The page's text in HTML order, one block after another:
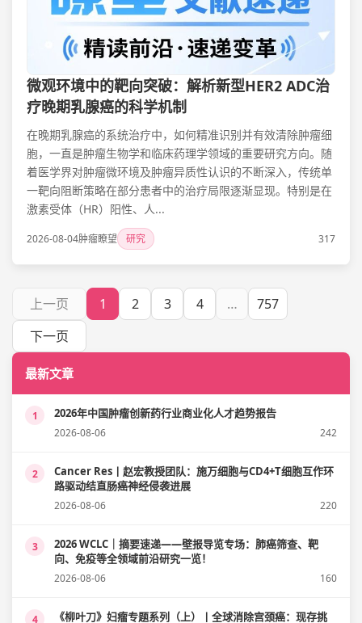
微观环境中的靶向突破：解析新型HER2 ADC治
疗晚期乳腺癌的科学机制
在晚期乳腺癌的系统治疗中，如何精准识别并有效清除肿瘤细
胞，一直是肿瘤生物学和临床药理学领域的重要研究方向。随
着医学界对肿瘤微环境及肿瘤异质性认识的不断深入，传统单
一靶向阻断策略在部分患者中的治疗局限逐渐显现。特别是在
激素受体（HR）阳性、人...
2026-08-04肿瘤瞭望 研究 317
上一页 1 2 3 4 …
757
下一页
最新文章
1 2026年中国肿瘤创新药行业商业化人才趋势报告
2026-08-06 242
2
Cancer Res丨赵宏教授团队：施万细胞与CD4+T细胞互作环
路驱动结直肠癌神经侵袭进展
2026-08-06 220
3
2026 WCLC｜摘要速递——壁报导览专场：肺癌筛查、靶
向、免疫等全领域前沿研究一览！
2026-08-06 160
4 《柳叶刀》妇瘤专题系列（上）丨全球消除宫颈癌：现存挑